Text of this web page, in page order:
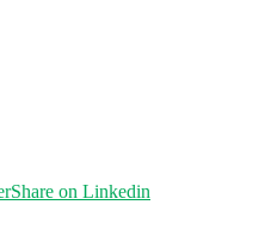
Share on Linkedin